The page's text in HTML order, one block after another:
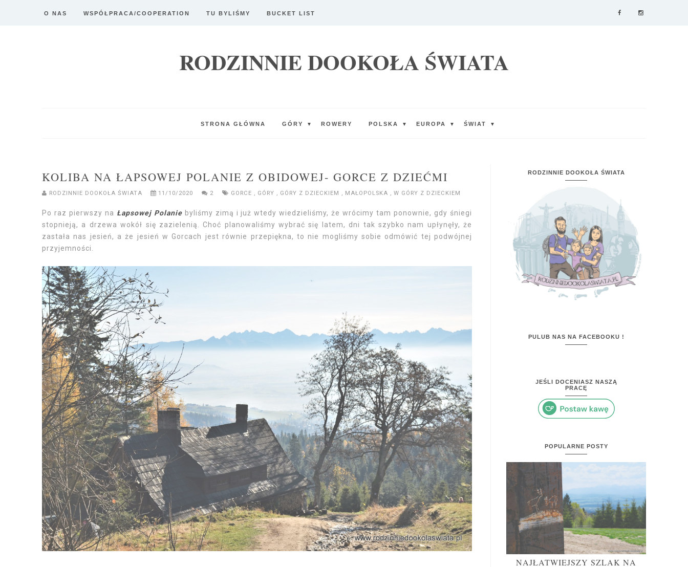
O NAS WSPÓŁPRACA/COOPERATION TU BYLIŚMY BUCKET LIST
RODZINNIE DOOKOŁA ŚWIATA
STRONA GŁÓWNA GÓRY ▼ ROWERY POLSKA ▼ EUROPA ▼ ŚWIAT ▼
KOLIBA NA ŁAPSOWEJ POLANIE Z OBIDOWEJ- GORCE Z DZIEĆMI
RODZINNIE DOOKOŁA ŚWIATA 11/10/2020 2 GORCE , GÓRY , GÓRY Z DZIECKIEM , MAŁOPOLSKA , W GÓRY Z DZIECKIEM
Po raz pierwszy na Łapsowej Polaniebyliśmy zimą i już wtedy wiedzieliśmy, że wrócimy tam ponownie, gdy śniegi
stopnieją, a drzewa wokół się zazielenią. Choć planowaliśmy wybrać się latem, dni tak szybko nam upłynęły, że
zastała nas jesień, a że jesień w Gorcach jest równie przepiękna, to nie mogliśmy sobie odmówić tej podwójnej
przyjemności.
RODZINNIE DOOKOŁA ŚWIATA
PULUB NAS NA FACEBOOKU !
JEŚLI DOCENIASZ NASZĄ
PRACĘ
POPULARNE POSTY
NAJŁATWIEJSZY SZLAK NA